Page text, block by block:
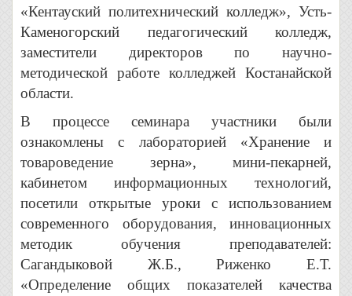
«Кентауский политехнический колледж», Усть-
Каменогорский педагогический колледж,
заместители директоров по научно-
методической работе колледжей Костанайской
области.
В процессе семинара участники были
ознакомлены с лабораторией «Хранение и
товароведение зерна», мини-пекарней,
кабинетом информационных технологий,
посетили открытые уроки с использованием
современного оборудования, инновационных
методик обучения преподавателей:
Сагандыковой Ж.Б., Риженко Е.Т.
«Определение общих показателей качества